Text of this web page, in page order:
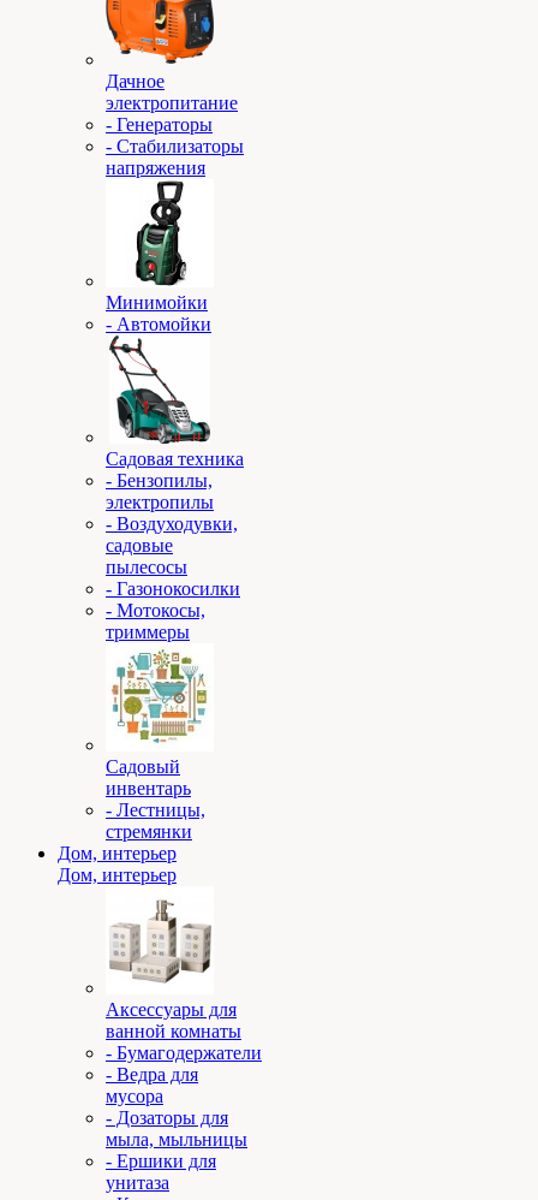
Дачное
электропитание
- Генераторы
- Стабилизаторы
напряжения
Минимойки
- Автомойки
Садовая техника
- Бензопилы,
электропилы
- Воздуходувки,
садовые
пылесосы
- Газонокосилки
- Мотокосы,
триммеры
Садовый
инвентарь
- Лестницы,
стремянки
Дом, интерьер
Дом, интерьер
Аксессуары для
ванной комнаты
- Бумагодержатели
- Ведра для
мусора
- Дозаторы для
мыла, мыльницы
- Ершики для
унитаза